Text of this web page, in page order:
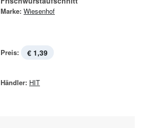
Marke: Wiesenhof
Preis: € 1,39
Händler: HIT